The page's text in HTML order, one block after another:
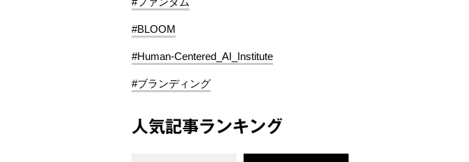
#BLOOM
#Human-Centered_AI_Institute
#ブランディング
人気記事ランキング